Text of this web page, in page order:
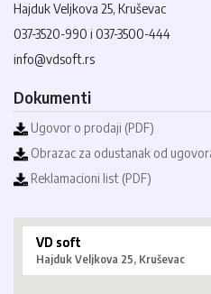
Hajduk Veljkova 25, Kruševac
037-3520-990 i 037-3500-444
info@vdsoft.rs
Dokumenti
Ugovor o prodaji (PDF)
Obrazac za odustanak od
Reklamacioni list (PDF)
VD soft
Hajduk Veljkova 25, Kruševac